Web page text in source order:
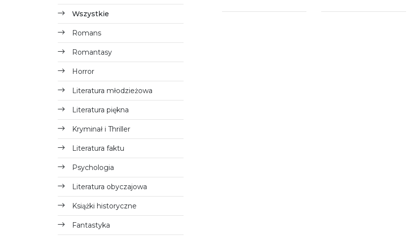
Wszystkie
Romans
Romantasy
Horror
Literatura młodzieżowa
Literatura piękna
Kryminał i Thriller
Literatura faktu
Psychologia
Literatura obyczajowa
Książki historyczne
Fantastyka